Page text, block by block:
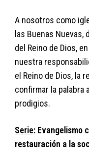
A nosotros como
las Buenas
del Reino de Dios,
nuestra
el Reino de Dios, la
confirmar la palabra
prodigios.
Serie: Evangelismo
restauración a la